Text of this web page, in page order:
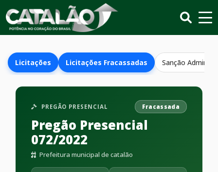
Licitações Licitações Fracassadas Sanção
PREGÃO PRESENCIAL Fracassada
Pregão Presencial
072/2022
Prefeitura municipal de catalão